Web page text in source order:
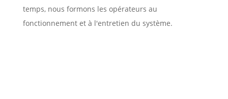
temps, nous formons les opérateurs au
fonctionnement et à l'entretien du système.